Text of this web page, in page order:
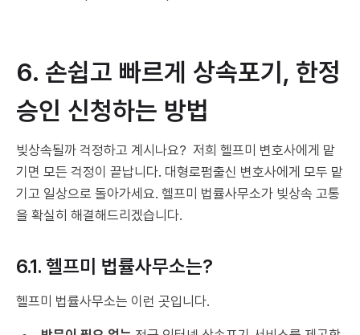
6. 손쉽고 빠르게 상속포기, 한정
승인 신청하는 방법
빚상속될까 걱정하고 계시나요? 저희 헬프미 변호사에게 맡
기면 모든 걱정이 끝납니다. 대형로펌출신 변호사에게 모두 맡
기고 일상으로 돌아가세요. 헬프미 법률사무소가 빚상속 고통
을 확실히 해결해드리겠습니다.
6.1. 헬프미 법률사무소는?
헬프미 법률사무소는 이런 곳입니다.